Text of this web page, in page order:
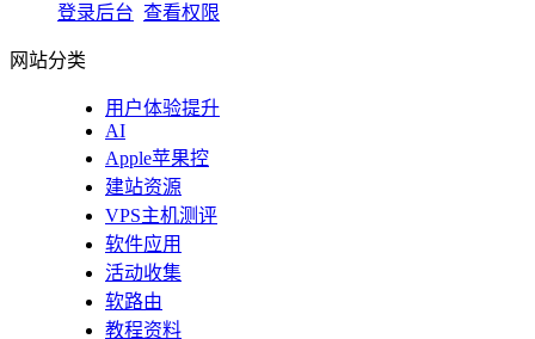
登录后台 查看权限
网站分类
用户体验提升
AI
Apple苹果控
建站资源
VPS主机测评
软件应用
活动收集
软路由
教程资料